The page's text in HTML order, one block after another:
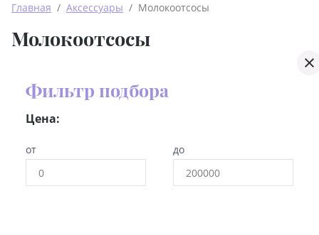
Главная
  /
Аксессуары
  /  Молокоотсосы
Молокоотсосы
Фильтр подбора
Цена:
от до